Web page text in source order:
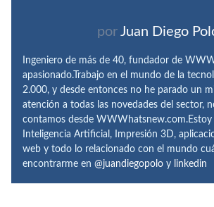
por Juan Diego
Ingeniero de más de 40, fundador de
apasionado.Trabajo en el mundo de la
2.000, y desde entonces no he parado un
atención a todas las novedades del sector,
contamos desde WWWhatsnew.com.Estoy
Inteligencia Artificial, Impresión 3D,
web y todo lo relacionado con el mundo
encontrarme en @juandiegopolo y linkedin